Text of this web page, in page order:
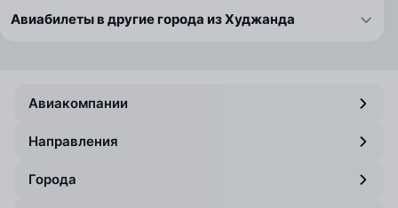
Авиабилеты в другие города из Худжанда
Авиакомпании
Направления
Города